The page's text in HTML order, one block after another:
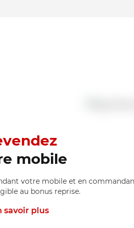
mobile
votre mobile et en
au bonus reprise.
savoir plus